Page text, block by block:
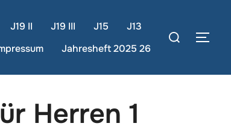
J19 II J19 III J15
J13
Jahresheft 2025 26
Suchen
nach:
Herren 1